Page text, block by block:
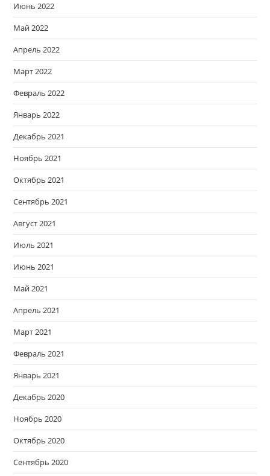
Июнь 2022
Май 2022
Апрель 2022
Март 2022
Февраль 2022
Январь 2022
Декабрь 2021
Ноябрь 2021
Октябрь 2021
Сентябрь 2021
Август 2021
Июль 2021
Июнь 2021
Май 2021
Апрель 2021
Март 2021
Февраль 2021
Январь 2021
Декабрь 2020
Ноябрь 2020
Октябрь 2020
Сентябрь 2020